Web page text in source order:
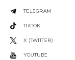
TELEGRAM
TIKTOK
X (TWITTER)
YOUTUBE